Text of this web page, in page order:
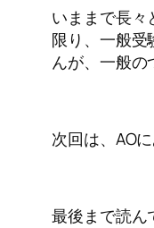
いままで長々
限り、一般受
んが、一般の
次回は、AO
最後まで読ん